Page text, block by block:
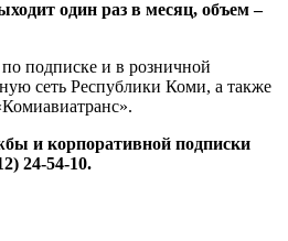
один раз в месяц, объем –
подписке и в розничной
сеть Республики Коми, а также
и корпоративной подписки
24-54-10.